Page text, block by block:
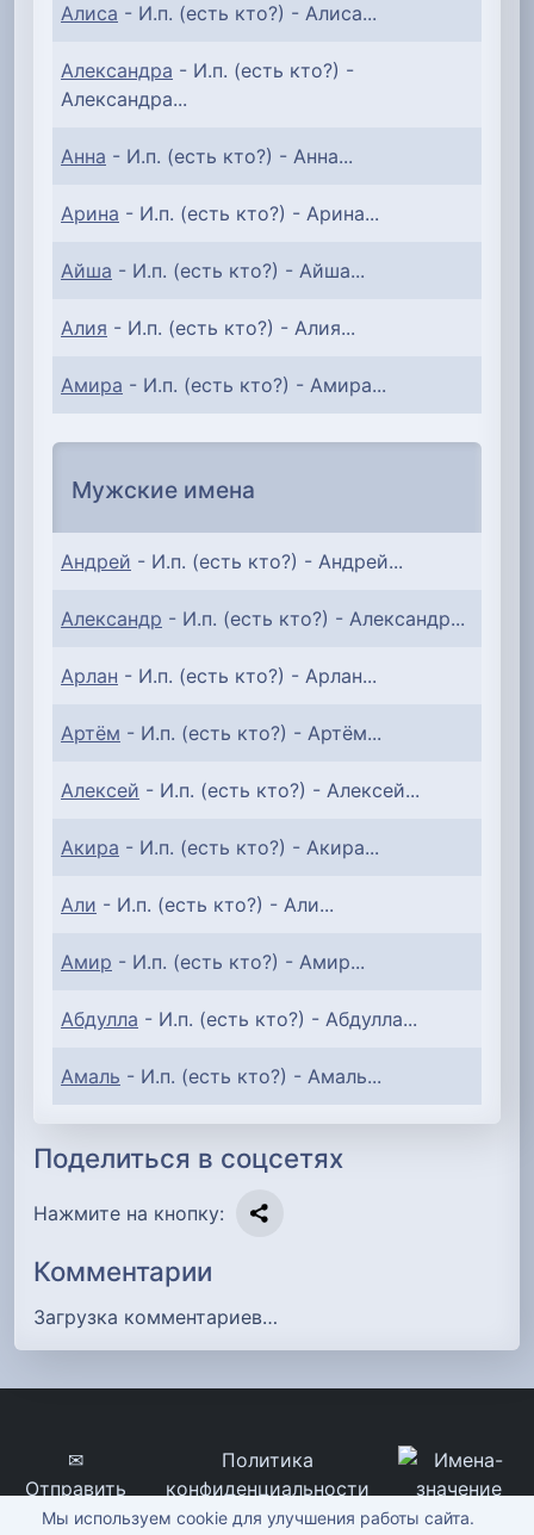
Алиса - И.п. (есть кто?) - Алиса...
Александра - И.п. (есть кто?) -
Александра...
Анна - И.п. (есть кто?) - Анна...
Арина - И.п. (есть кто?) - Арина...
Айша - И.п. (есть кто?) - Айша...
Алия - И.п. (есть кто?) - Алия...
Амира - И.п. (есть кто?) - Амира...
Мужские имена
Андрей - И.п. (есть кто?) - Андрей...
Александр - И.п. (есть кто?) - Александр...
Арлан - И.п. (есть кто?) - Арлан...
Артём - И.п. (есть кто?) - Артём...
Алексей - И.п. (есть кто?) - Алексей...
Акира - И.п. (есть кто?) - Акира...
Али - И.п. (есть кто?) - Али...
Амир - И.п. (есть кто?) - Амир...
Абдулла - И.п. (есть кто?) - Абдулла...
Амаль - И.п. (есть кто?) - Амаль...
Поделиться в соцсетях
Нажмите на кнопку:
Комментарии
Загрузка комментариев…
✉
Отправить
сообщение
Политика
конфиденциальности
imena-znachenie.ru, ©
Мы используем cookie для улучшения работы сайта.